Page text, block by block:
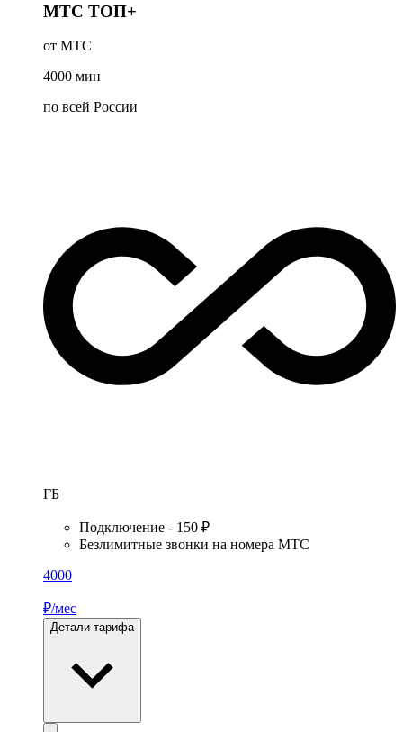
МТС ТОП+
от МТС
4000 мин
по всей России
ГБ
Подключение - 150 ₽
Безлимитные звонки на номера МТС
4000
₽/мес
Детали тарифа